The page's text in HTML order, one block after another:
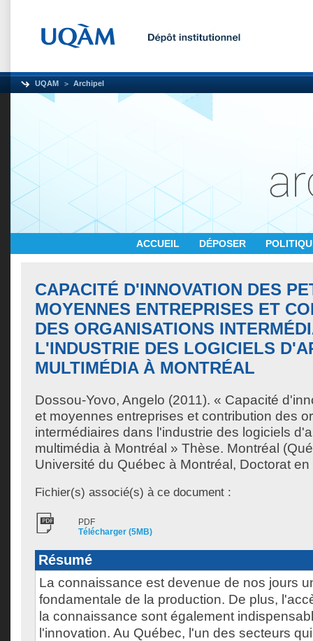
UQAM Archipel
ACCUEIL DÉPOSER
CAPACITÉ D'INNOVATION DES
MOYENNES ENTREPRISES ET
DES ORGANISATIONS
L'INDUSTRIE DES LOGICIELS
MULTIMÉDIA À MONTRÉAL
Dossou-Yovo, Angelo (2011). « Capacité
et moyennes entreprises et contribution des
intermédiaires dans l'industrie des logiciels
multimédia à Montréal » Thèse. Montréal
Université du Québec à Montréal, Doctorat
Fichier(s) associé(s) à ce document :
PDF
Télécharger (5MB)
Résumé
La connaissance est devenue de nos jours
fondamentale de la production. De plus,
la connaissance sont également
l'innovation. Au Québec, l'un des secteurs